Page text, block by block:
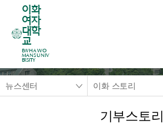
이화
여자
대학
교
EWHA WO
MANS UNIV
ERSITY
뉴스센터 이화 스토리
기부스토리